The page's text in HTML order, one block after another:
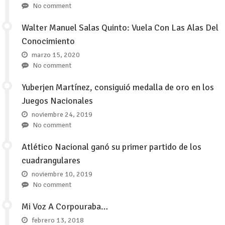
No comment
Walter Manuel Salas Quinto: Vuela Con Las Alas Del
Conocimiento
marzo 15, 2020
No comment
Yuberjen Martínez, consiguió medalla de oro en los
Juegos Nacionales
noviembre 24, 2019
No comment
Atlético Nacional ganó su primer partido de los
cuadrangulares
noviembre 10, 2019
No comment
Mi Voz A Corpouraba…
febrero 13, 2018